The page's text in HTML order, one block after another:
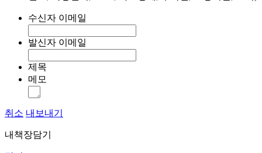
수신자 이메일
발신자 이메일
제목
메모
취소 내보내기
내책장담기